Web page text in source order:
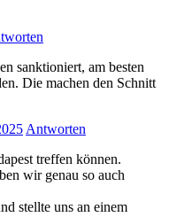
sanktioniert, am besten
Die machen den Schnitt
Antworten
treffen können.
wir genau so auch
stellte uns an einem